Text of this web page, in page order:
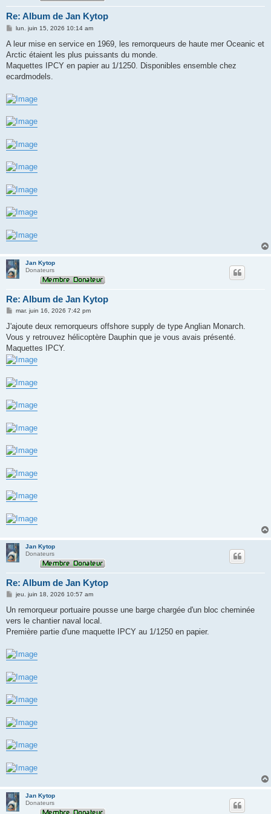
Re: Album de Jan Kytop
M
s
a
g
lun. juin 15, 2026 10:14 am
A leur mise en service en 1969, les remorqueurs de haute mer Oceanic et
Arctic étaient les plus puissants du monde.
Maquettes IPCY en papier au 1/1250. Disponibles ensemble chez
ecardmodels.
Jan Kytop
Donateurs
Re: Album de Jan Kytop
M
s
s
a
g
e
mar. juin 16, 2026 7:42 pm
J'ajoute deux remorqueurs offshore supply de type Anglian Monarch.
Vous y retrouvez hélicoptère Dauphin que je vous avais présenté.
Maquettes IPCY.
Jan Kytop
Donateurs
Re: Album de Jan Kytop
M
s
a
g
jeu. juin 18, 2026 10:57 am
Un remorqueur portuaire pousse une barge chargée d'un bloc cheminée
vers le chantier naval local.
Première partie d'une maquette IPCY au 1/1250 en papier.
Jan Kytop
Donateurs